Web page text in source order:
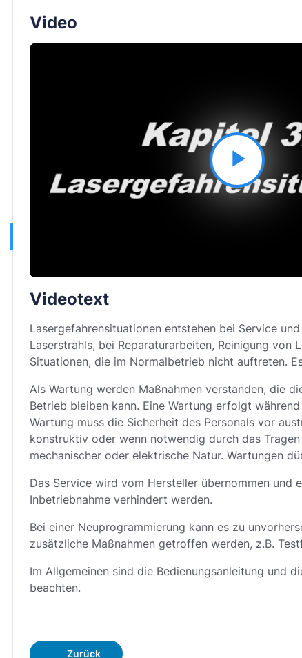
Video
Videotext
Lasergefahrensituationen entstehen bei Service
Laserstrahls, bei Reparaturarbeiten, Reinigung von
Situationen, die im Normalbetrieb nicht auftreten.
Als Wartung werden Maßnahmen verstanden, die
Betrieb bleiben kann. Eine Wartung erfolgt
Wartung muss die Sicherheit des Personals vor
konstruktiv oder wenn notwendig durch das
mechanischer oder elektrische Natur. Wartungen
Das Service wird vom Hersteller übernommen
Inbetriebnahme verhindert werden.
Bei einer Neuprogrammierung kann es zu
zusätzliche Maßnahmen getroffen werden, z.B.
Im Allgemeinen sind die Bedienungsanleitung und
beachten.
Zurück